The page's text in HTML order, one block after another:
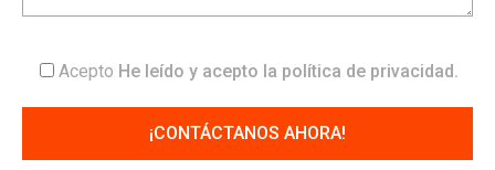
Acepto He leído y acepto la política de privacidad.